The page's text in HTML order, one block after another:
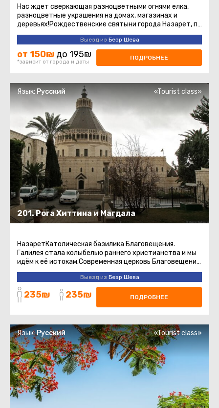
Нас ждет сверкающая разноцветными огнями елка,
разноцветные украшения на домах, магазинах и
деревьях!Рождественские святыни города Назарет, по
следам апостолов в горах ...
Выезд из Беэр Шева
от 150₪ до 195₪
*зависит от города и даты
ПОДРОБНЕЕ
201. Рога Хиттина и Магдала
Язык:Русский «Tourist class»
НазаретКатолическая базилика Благовещения.
Галилея стала колыбелью раннего христианства и мы
идём к её истокам.Современная церковь Благовещения
воздвигнута в 1969 ...
Выезд из Беэр Шева
235₪ 235₪ ПОДРОБНЕЕ
Язык:Русский «Tourist class»